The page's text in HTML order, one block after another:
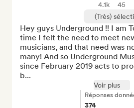
4.1k
45
(Très)
Hey guys Underground !! I am
time I felt the need to meet
musicians, and that need was
many! And so Underground
since February 2019 acts to
b...
Voir plus
Réponses
374